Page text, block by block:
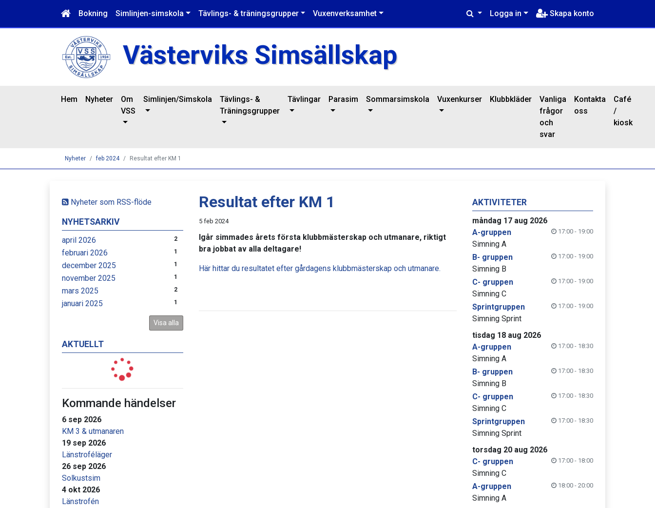
Bokning Simlinjen-simskola Tävlings- & träningsgrupper Vuxenverksamhet Logga in Skapa konto
Västerviks Simsällskap
Hem Nyheter
Om
VSS
Simlinjen/Simskola
Tävlings- &
Träningsgrupper
Tävlingar Parasim Sommarsimskola Vuxenkurser Klubbkläder
Vanliga
frågor
och
svar
Kontakta
oss
Café
/
kiosk
Nyheter feb 2024 Resultat efter KM 1
Nyheter som RSS-flöde
NYHETSARKIV
april 2026 2
februari 2026 1
december 2025 1
november 2025 1
mars 2025 2
januari 2025 1
Visa alla
AKTUELLT
Kommande händelser
6 sep 2026
KM 3 & utmanaren
19 sep 2026
Länstroféläger
26 sep 2026
Solkustsim
4 okt 2026
Länstrofén
Resultat efter KM 1
5 feb 2024
Igår simmades årets första klubbmästerskap och utmanare, riktigt
bra jobbat av alla deltagare!
Här hittar du resultatet efter gårdagens klubbmästerskap och utmanare.
AKTIVITETER
måndag 17 aug 2026
A-gruppen
17:00 - 19:00
Simning A
B- gruppen
17:00 - 19:00
Simning B
C- gruppen
17:00 - 19:00
Simning C
Sprintgruppen
17:00 - 19:00
Simning Sprint
tisdag 18 aug 2026
A-gruppen
17:00 - 18:30
Simning A
B- gruppen
17:00 - 18:30
Simning B
C- gruppen
17:00 - 18:30
Simning C
Sprintgruppen
17:00 - 18:30
Simning Sprint
torsdag 20 aug 2026
C- gruppen
17:00 - 18:00
Simning C
A-gruppen
18:00 - 20:00
Simning A